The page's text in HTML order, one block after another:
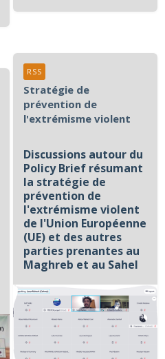
Stratégie de
prévention de
l'extrémisme violent
Discussions autour du
Policy Brief résumant
la stratégie de
prévention de
l'extrémisme violent
de l'Union Européenne
(UE) et des autres
parties prenantes au
Maghreb et au Sahel
...
RSS